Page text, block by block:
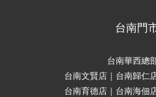
台南門
台南華西總
台南文賢店｜台南歸仁
台南育德店｜台南海佃